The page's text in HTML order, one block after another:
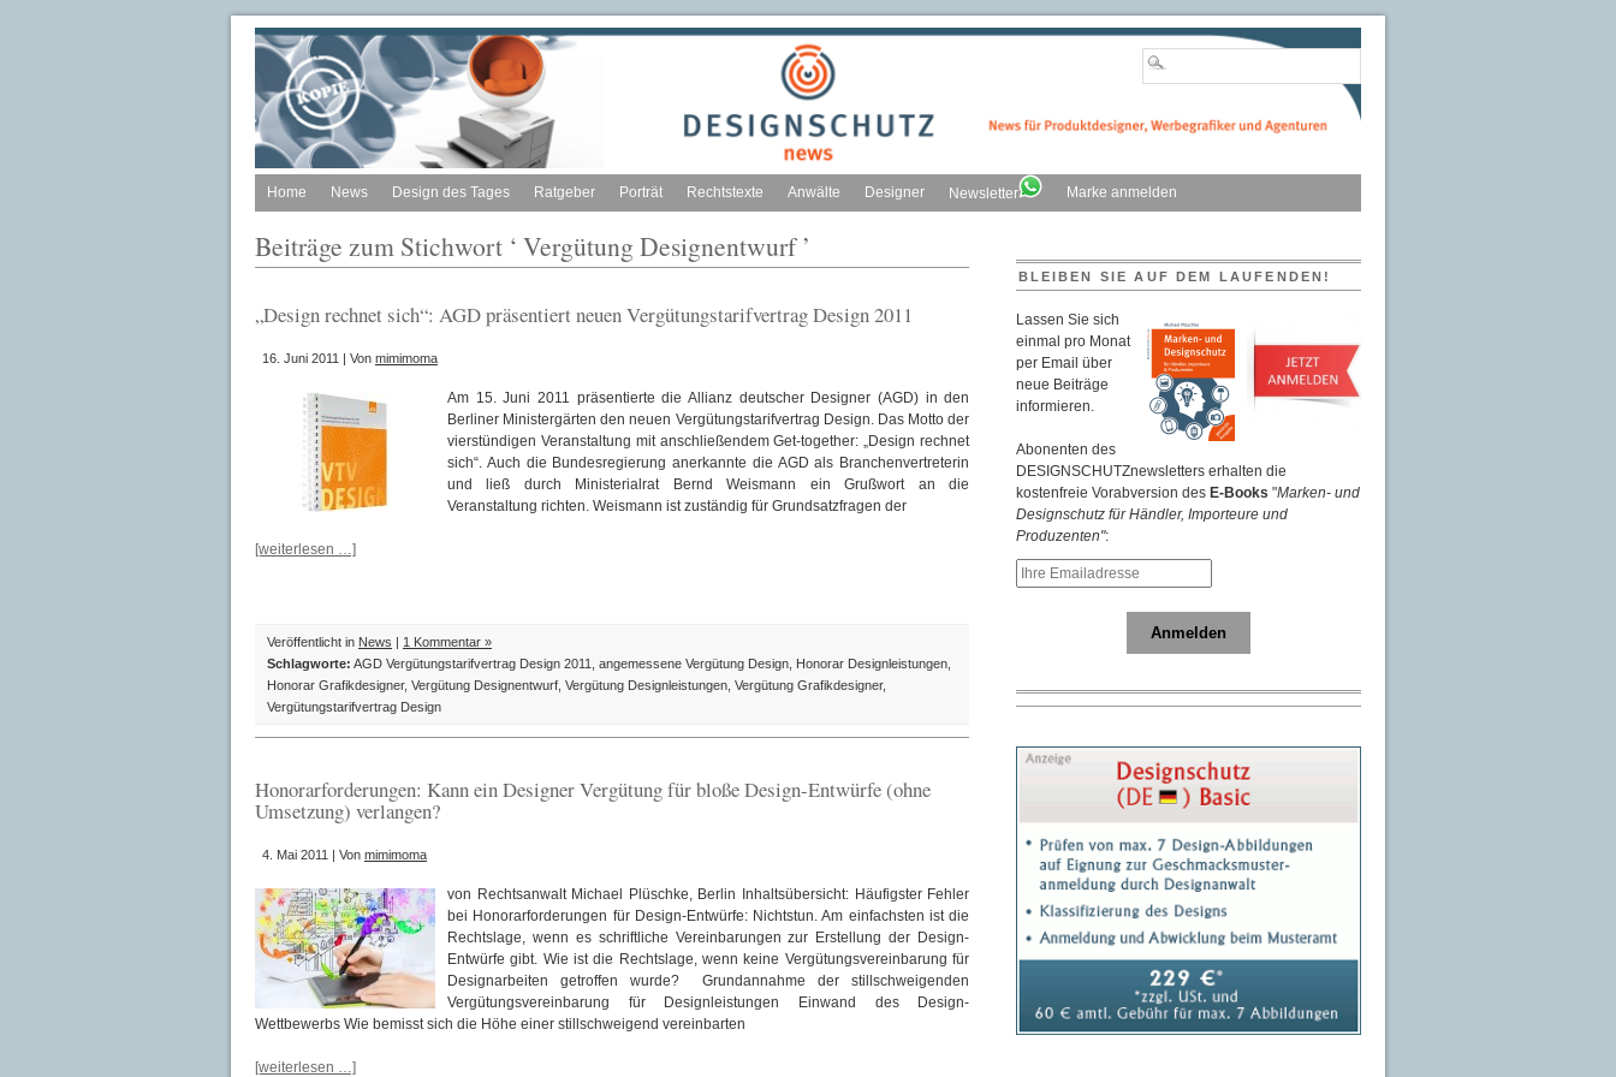
Home News Design des Tages Ratgeber Porträt Rechtstexte Anwälte Designer Newsletter Marke anmelden
Beiträge zum Stichwort ‘ Vergütung Designentwurf ’
„Design rechnet sich“: AGD präsentiert neuen Vergütungstarifvertrag Design 2011
16. Juni 2011 | Von mimimoma
Am 15. Juni 2011 präsentierte die Allianz deutscher Designer (AGD) in den
Berliner Ministergärten den neuen Vergütungstarifvertrag Design. Das Motto der
vierstündigen Veranstaltung mit anschließendem Get-together: „Design rechnet
sich“. Auch die Bundesregierung anerkannte die AGD als Branchenvertreterin
und ließ durch Ministerialrat Bernd Weismann ein Grußwort an die
Veranstaltung richten. Weismann ist zuständig für Grundsatzfragen der
[weiterlesen …]
Veröffentlicht in News
1 Kommentar »
Schlagworte: AGD Vergütungstarifvertrag Design 2011, angemessene Vergütung Design, Honorar Designleistungen,
Honorar Grafikdesigner, Vergütung Designentwurf, Vergütung Designleistungen, Vergütung Grafikdesigner,
Vergütungstarifvertrag Design
Honorarforderungen: Kann ein Designer Vergütung für bloße Design-Entwürfe (ohne
Umsetzung) verlangen?
4. Mai 2011 | Von mimimoma
von Rechtsanwalt Michael Plüschke, Berlin Inhaltsübersicht: Häufigster Fehler
bei Honorarforderungen für Design-Entwürfe: Nichtstun. Am einfachsten ist die
Rechtslage, wenn es schriftliche Vereinbarungen zur Erstellung der Design-
Entwürfe gibt. Wie ist die Rechtslage, wenn keine Vergütungsvereinbarung für
Designarbeiten getroffen wurde? Grundannahme der stillschweigenden
Vergütungsvereinbarung für Designleistungen Einwand des Design-
Wettbewerbs Wie bemisst sich die Höhe einer stillschweigend vereinbarten
[weiterlesen …]
BLEIBEN SIE AUF DEM LAUFENDEN!
Lassen Sie sich
einmal pro Monat
per Email über
neue Beiträge
informieren.
Abonenten des
DESIGNSCHUTZnewsletters erhalten die
kostenfreie Vorabversion des E-Books "Marken- und
Designschutz für Händler, Importeure und
Produzenten":
Anmelden